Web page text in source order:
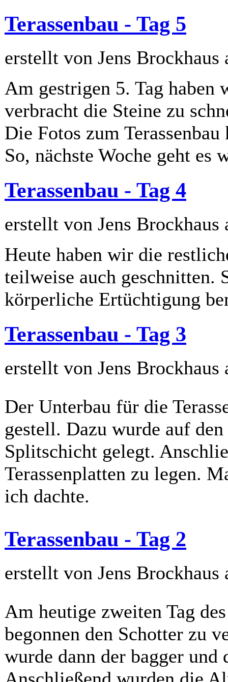
Terassenbau - Tag 5
erstellt von Jens Brockhaus
Am gestrigen 5. Tag haben
verbracht die Steine zu
Die Fotos zum
So, nächste Woche geht es
Terassenbau - Tag 4
erstellt von Jens Brockhaus
Heute haben wir die
teilweise auch geschnitten.
körperliche Ertüchtigung
Terassenbau - Tag 3
erstellt von Jens Brockhaus
Der Unterbau für die
gestell. Dazu wurde auf
Splitschicht gelegt.
Terassenplatten zu legen.
ich dachte.
Terassenbau - Tag 2
erstellt von Jens Brockhaus
Am heutige zweiten Tag
begonnen den Schotter zu
wurde dann der bagger